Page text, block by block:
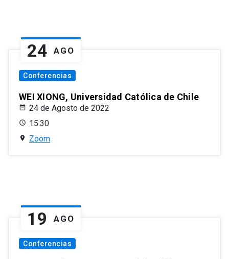
24 AGO
Conferencias
WEI XIONG, Universidad Católica de Chile
24 de Agosto de 2022
15:30
Zoom
19 AGO
Conferencias